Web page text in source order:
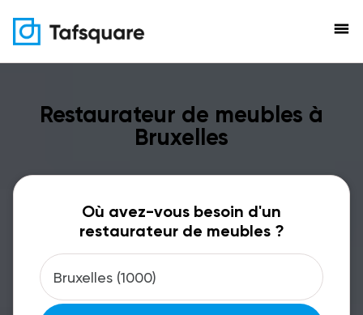
menu
Restaurateur de meubles à
Bruxelles
Où avez-vous besoin d'un
restaurateur de meubles ?